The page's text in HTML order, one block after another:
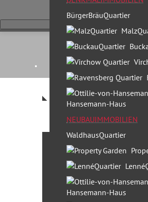
Leistungen
30 Jahre Profi Partner
Standorte & Team
Team Berlin
BürgerBräuQuartier
Hansemann-Haus
NEUBAUIMMOBILIEN
WaldhausQuartier
Hansemann-Haus